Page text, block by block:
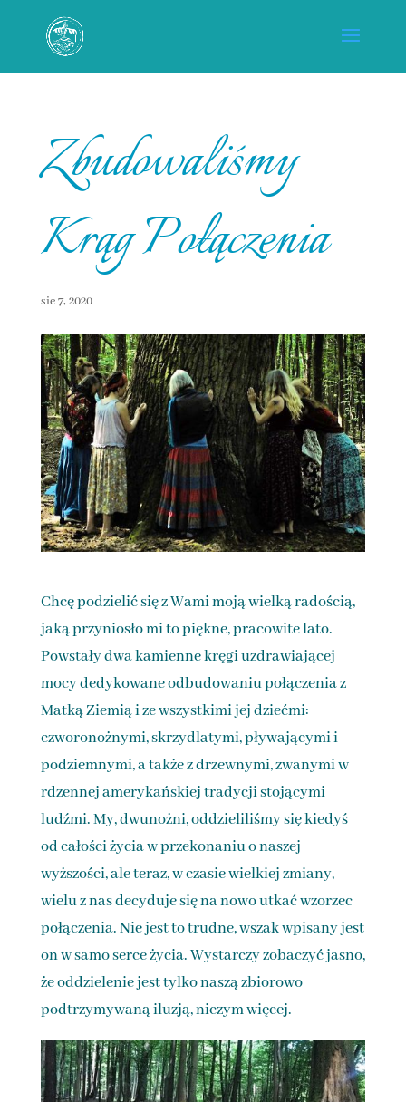
Zbudowaliśmy
Krąg Połączenia
sie 7, 2020
Chcę podzielić się z Wami moją wielką radością,
jaką przyniosło mi to piękne, pracowite lato.
Powstały dwa kamienne kręgi uzdrawiającej
mocy dedykowane odbudowaniu połączenia z
Matką Ziemią i ze wszystkimi jej dziećmi:
czworonożnymi, skrzydlatymi, pływającymi i
podziemnymi, a także z drzewnymi, zwanymi w
rdzennej amerykańskiej tradycji stojącymi
ludźmi. My, dwunożni, oddzieliliśmy się kiedyś
od całości życia w przekonaniu o naszej
wyższości, ale teraz, w czasie wielkiej zmiany,
wielu z nas decyduje się na nowo utkać wzorzec
połączenia. Nie jest to trudne, wszak wpisany jest
on w samo serce życia. Wystarczy zobaczyć jasno,
że oddzielenie jest tylko naszą zbiorowo
podtrzymywaną iluzją, niczym więcej.